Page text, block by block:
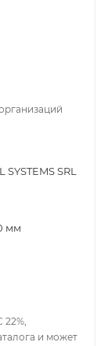
SYSTEMS SRL
мм
22%,
и может